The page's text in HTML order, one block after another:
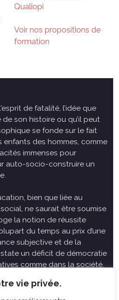
vie privée.
Qualiopi
Voir nos propositions de
formation
de fatalité, l’idée que
son histoire ou qu’il peut
se fonde sur le fait
enfants des hommes, comme
immenses pour
auto-socio-construire un
bien que liée au
ne saurait être soumise
la notion de réussite
du temps au prix d’une
subjective et de la
un déficit de démocratie
comme dans la société.
d’Education Nouvelle